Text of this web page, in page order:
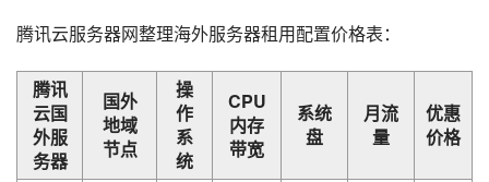
腾讯云服务器网整理海外服务器租用配置价格表：
腾讯
云国
外服
务器
国外
地域
节点
操
作
系
统
CPU
内存
带宽
系统
盘
月流
量
优惠
价格